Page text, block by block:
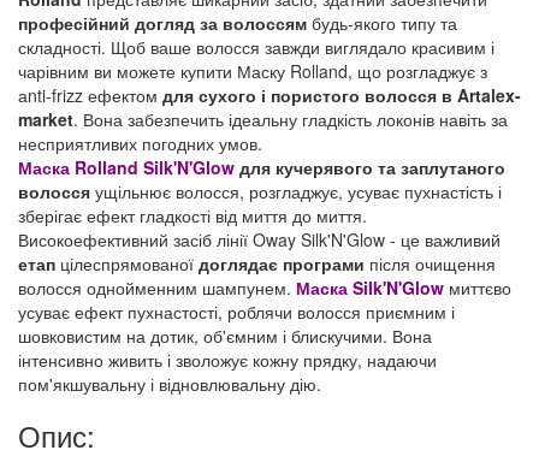
професійний догляд за волоссям будь-якого типу та
складності. Щоб ваше волосся завжди виглядало красивим і
чарівним ви можете купити Маску Rolland, що розгладжує з
аnti-frizz ефектом для сухого і пористого волосся в Artalex-
market. Вона забезпечить ідеальну гладкість локонів навіть за
несприятливих погодних умов.
Маска Rolland Silk'N'Glow для кучерявого та заплутаного
волосся ущільнює волосся, розгладжує, усуває пухнастість і
зберігає ефект гладкості від миття до миття.
Високоефективний засіб лінії Oway Silk'N'Glow - це важливий
етап цілеспрямованої доглядає програми після очищення
волосся однойменним шампунем. Маска Silk'N'Glow миттєво
усуває ефект пухнастості, роблячи волосся приємним і
шовковистим на дотик, об'ємним і блискучими. Вона
інтенсивно живить і зволожує кожну прядку, надаючи
пом'якшувальну і відновлювальну дію.
Опис: